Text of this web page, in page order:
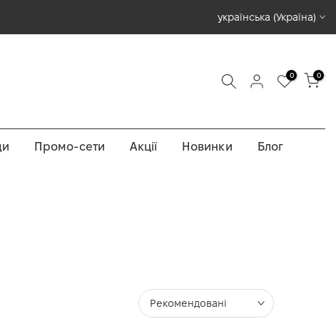
ПАРТНЕРСТВО ТА ПІДТРИМКА В УКРАЇНІ 🇺🇦українська (Україна)
0 0
Промо-сети Акції Новинки Блог
Рекомендовані